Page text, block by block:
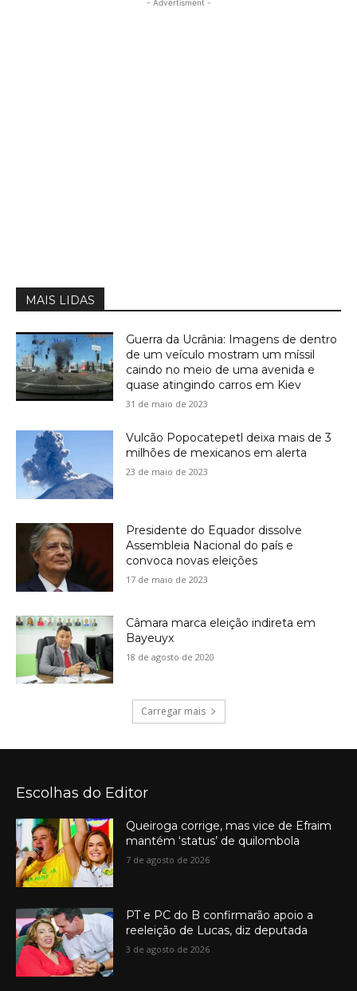
- Advertisment -
MAIS LIDAS
Guerra da Ucrânia: Imagens de dentro
de um veículo mostram um míssil
caindo no meio de uma avenida e
quase atingindo carros em Kiev
31 de maio de 2023
Vulcão Popocatepetl deixa mais de 3
milhões de mexicanos em alerta
23 de maio de 2023
Presidente do Equador dissolve
Assembleia Nacional do país e
convoca novas eleições
17 de maio de 2023
Câmara marca eleição indireta em
Bayeuyx
18 de agosto de 2020
Carregar mais
Escolhas do Editor
Queiroga corrige, mas vice de Efraim
mantém ‘status’ de quilombola
7 de agosto de 2026
PT e PC do B confirmarão apoio a
reeleição de Lucas, diz deputada
3 de agosto de 2026